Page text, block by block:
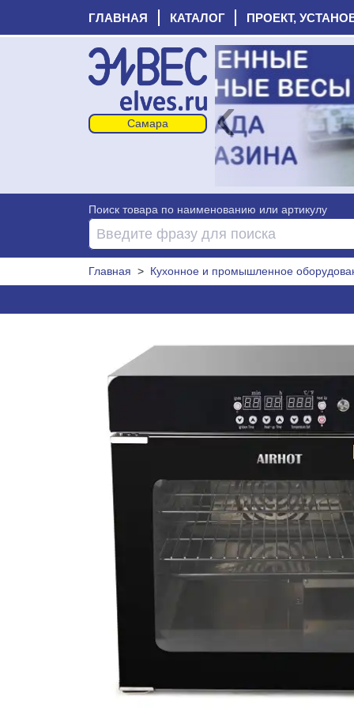
ГЛАВНАЯ КАТАЛОГ ПРОЕКТ,
‹
Поиск товара по наименованию или артикулу
Главная > Кухонное и промышленное